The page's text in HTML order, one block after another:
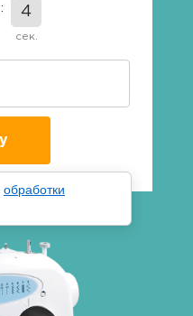
3
сек.
обработки